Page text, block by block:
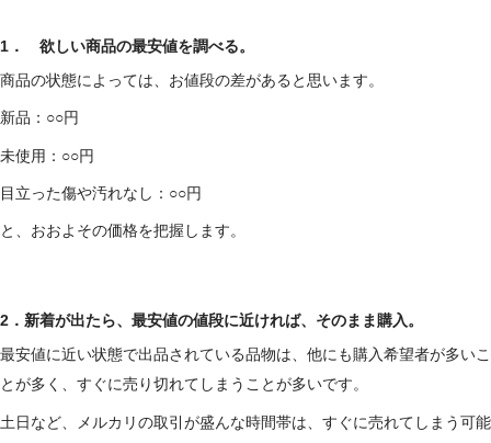
1． 欲しい商品の最安値を調べる。
商品の状態によっては、お値段の差があると思います。
新品：○○円
未使用：○○円
目立った傷や汚れなし：○○円
と、おおよその価格を把握します。
2．新着が出たら、最安値の値段に近ければ、そのまま購入。
最安値に近い状態で出品されている品物は、他にも購入希望者が多いこ
とが多く、すぐに売り切れてしまうことが多いです。
土日など、メルカリの取引が盛んな時間帯は、すぐに売れてしまう可能